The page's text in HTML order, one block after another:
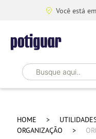
Você está em
HOME
ORGANIZAÇÃO